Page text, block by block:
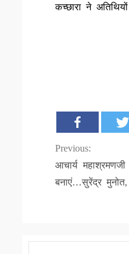
कच्छारा ने
Continue
Reading
Previous:
आचार्य
बनाएं…सुरेंद्र